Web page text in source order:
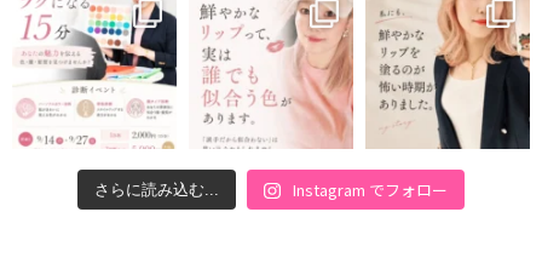
さらに読み込む... Instagram でフォロー